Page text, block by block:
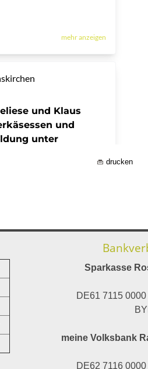
drucken
Sparkasse
DE61 7115
meine Volksbank
DE62 7116